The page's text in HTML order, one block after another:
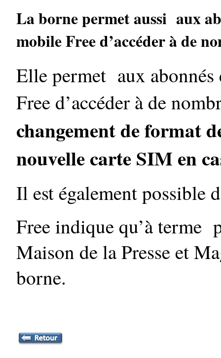
La borne permet aussi aux
mobile Free d’accéder à de
Elle permet aux
Free d’accéder à de
changement de format
nouvelle carte SIM en
Il est également possible
Free indique qu’à terme
Maison de la Presse et
borne.